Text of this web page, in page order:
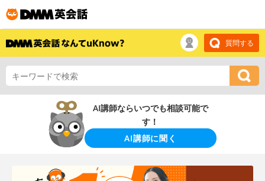
質問する
AI講師ならいつでも相談可能で
す！
AI講師に聞く